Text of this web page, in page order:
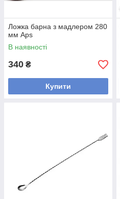
Ложка барна з мадлером 280
мм Aps
В наявності
340 ₴
Купити